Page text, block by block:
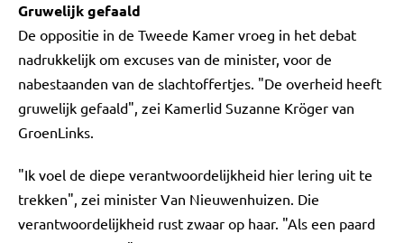
Gruwelijk gefaald
De oppositie in de Tweede Kamer vroeg in het debat
nadrukkelijk om excuses van de minister, voor de
nabestaanden van de slachtoffertjes. "De overheid heeft
gruwelijk gefaald", zei Kamerlid Suzanne Kröger van
GroenLinks.
"Ik voel de diepe verantwoordelijkheid hier lering uit te
trekken", zei minister Van Nieuwenhuizen. Die
verantwoordelijkheid rust zwaar op haar. "Als een paard